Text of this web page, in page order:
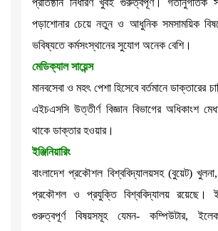
প্রতিষ্ঠান নির্ধারণ খুবই গুরুত্বপূর্ণ। গতানুগতিক
পড়াশোনার চেয়ে নতুন ও আধুনিক সমসাময়িক
ভবিষ্যতে কর্মসংস্থানের সুযোগ অনেক বেশি।
মেডিক্যাল সায়েন্স
মানবসেবা ও মহৎ পেশা হিসেবে বর্তমানে ডাক্তারের
এইচএসসি উত্তীর্ণ বিজ্ঞান বিভাগের অধিকাংশ
থাকে ডাক্তার হওয়ার।
ইঞ্জিনিয়ারিং
বাংলাদেশ প্রকৌশল বিশ্ববিদ্যালয়সহ (বুয়েট) খুলনা,
প্রকৌশল ও প্রযুক্তি বিশ্ববিদ্যালয় রয়েছে।
গুরুত্বপূর্ণ বিষয়সমূহ যেমন- কম্পিউটার,